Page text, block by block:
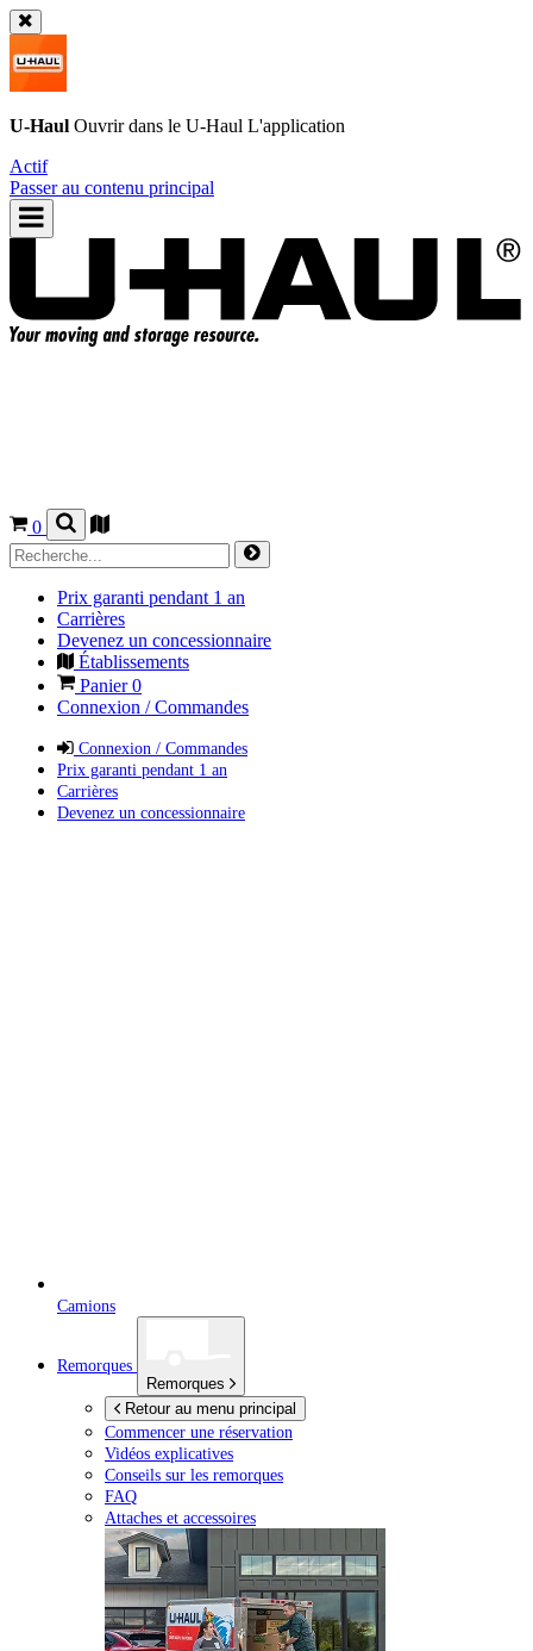
U-Haul Ouvrir dans le U-Haul L'application
Actif
Passer au contenu principal
0
Prix garanti pendant 1 an
Carrières
Devenez un concessionnaire
Établissements
Panier0
Connexion / Commandes
Connexion / Commandes
Prix garanti pendant 1 an
Carrières
Devenez un concessionnaire
Camions
Remorques
Remorques
Retour au menu principal
Commencer une réservation
Vidéos explicatives
Conseils sur les remorques
FAQ
Attaches et accessoires